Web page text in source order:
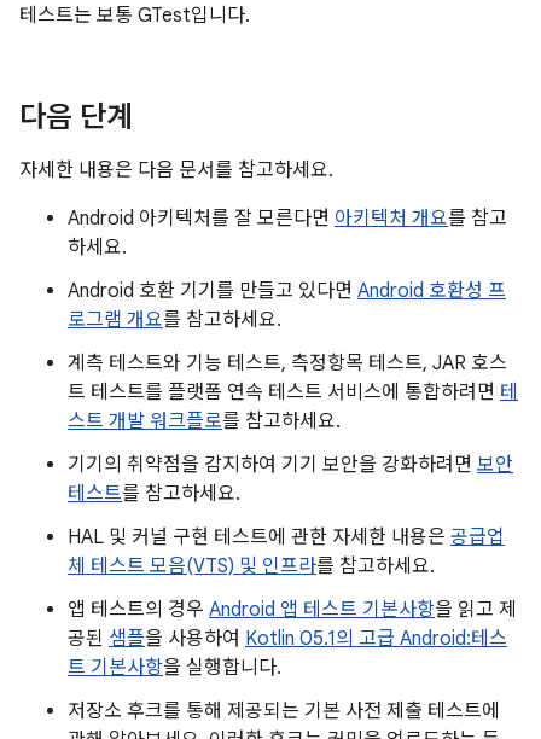
테스트는 보통 GTest입니다.
다음 단계
자세한 내용은 다음 문서를 참고하세요.
Android 아키텍처를 잘 모른다면 아키텍처 개요를 참고
하세요.
Android 호환 기기를 만들고 있다면 Android 호환성 프
로그램 개요를 참고하세요.
계측 테스트와 기능 테스트, 측정항목 테스트, JAR 호스
트 테스트를 플랫폼 연속 테스트 서비스에 통합하려면 테
스트 개발 워크플로를 참고하세요.
기기의 취약점을 감지하여 기기 보안을 강화하려면 보안
테스트를 참고하세요.
HAL 및 커널 구현 테스트에 관한 자세한 내용은 공급업
체 테스트 모음(VTS) 및 인프라를 참고하세요.
앱 테스트의 경우 Android 앱 테스트 기본사항을 읽고 제
공된 샘플을 사용하여 Kotlin 05.1의 고급 Android:테스
트 기본사항을 실행합니다.
저장소 후크를 통해 제공되는 기본 사전 제출 테스트에